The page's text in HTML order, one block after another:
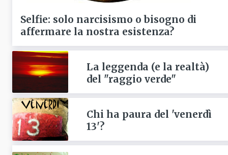
Selfie: solo narcisismo o bisogno di
affermare la nostra esistenza?
La leggenda (e la realtà)
del "raggio verde"
Chi ha paura del 'venerdì
13'?